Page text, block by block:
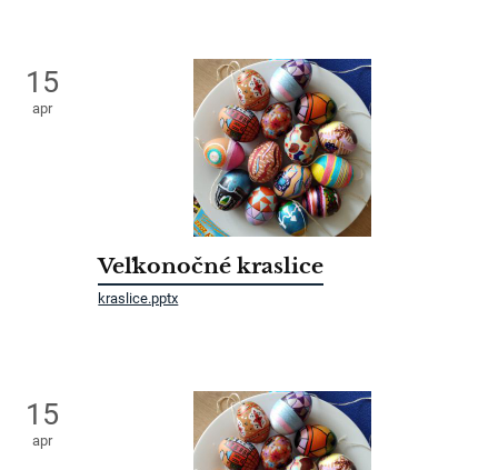
15
apr
Veľkonočné kraslice
kraslice.pptx
15
apr